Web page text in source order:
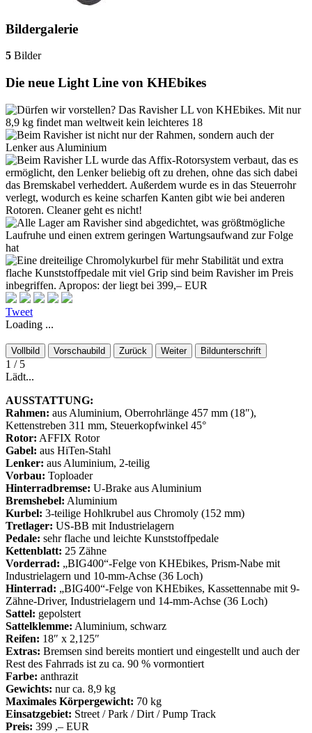
Bildergalerie
5 Bilder
Die neue Light Line von KHEbikes
Tweet
Loading ...
Vollbild Vorschaubild Zurück Weiter Bildunterschrift
1 / 5
Lädt...
AUSSTATTUNG:
Rahmen: aus Aluminium, Oberrohrlänge 457 mm (18″),
Kettenstreben 311 mm, Steuerkopfwinkel 45°
Rotor: AFFIX Rotor
Gabel: aus HiTen-Stahl
Lenker: aus Aluminium, 2-teilig
Vorbau: Toploader
Hinterradbremse: U-Brake aus Aluminium
Bremshebel: Aluminium
Kurbel: 3-teilige Hohlkrubel aus Chromoly (152 mm)
Tretlager: US-BB mit Industrielagern
Pedale: sehr flache und leichte Kunststoffpedale
Kettenblatt: 25 Zähne
Vorderrad: „BIG400“-Felge von KHEbikes, Prism-Nabe mit
Industrielagern und 10-mm-Achse (36 Loch)
Hinterrad: „BIG400“-Felge von KHEbikes, Kassettennabe mit 9-
Zähne-Driver, Industrielagern und 14-mm-Achse (36 Loch)
Sattel: gepolstert
Sattelklemme: Aluminium, schwarz
Reifen: 18″ x 2,125″
Extras: Bremsen sind bereits montiert und eingestellt und auch der
Rest des Fahrrads ist zu ca. 90 % vormontiert
Farbe: anthrazit
Gewichts: nur ca. 8,9 kg
Maximales Körpergewicht: 70 kg
Einsatzgebiet: Street / Park / Dirt / Pump Track
Preis: 399 ,– EUR